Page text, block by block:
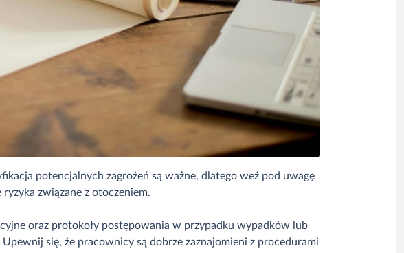
potencjalnych zagrożeń są ważne, dlatego weź pod uwagę
związane z otoczeniem.
oraz protokoły postępowania w przypadku wypadków lub
się, że pracownicy są dobrze zaznajomieni z procedurami